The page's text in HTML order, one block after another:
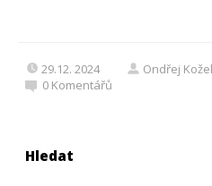
29.12. 2024 Ondřej
0 Komentářů
Hledat